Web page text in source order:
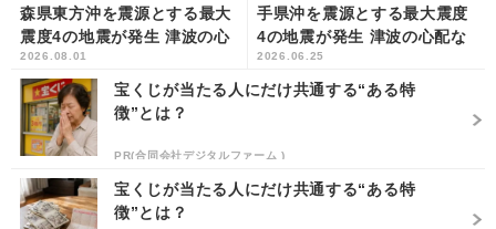
森県東方沖を震源とする最大
震度4の地震が発生 津波の心
配なし | khb東日本放送
2026.08.01
手県沖を震源とする最大震度
4の地震が発生 津波の心配な
し | khb東日本放送
2026.06.25
宝くじが当たる人にだけ共通する“ある特
徴”とは？
PR(合同会社デジタルファーム )
宝くじが当たる人にだけ共通する“ある特
徴”とは？